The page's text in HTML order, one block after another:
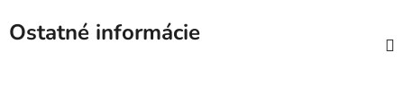
Ostatné informácie